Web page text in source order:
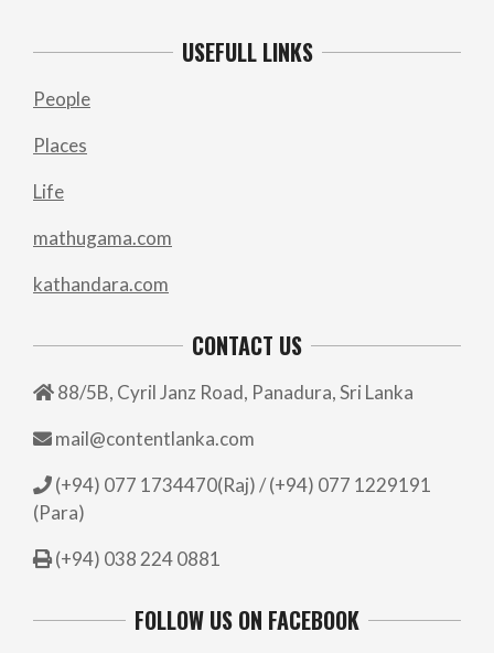
USEFULL LINKS
People
Places
Life
mathugama.com
kathandara.com
CONTACT US
88/5B, Cyril Janz Road, Panadura, Sri Lanka
mail@contentlanka.com
(+94) 077 1734470(Raj) / (+94) 077 1229191
(Para)
(+94) 038 224 0881
FOLLOW US ON FACEBOOK